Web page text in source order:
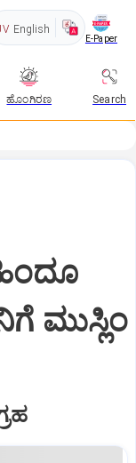
English
E-Paper
ಹೊಂಗಿರಣ Search
ಮುಸ್ಲಿಂ